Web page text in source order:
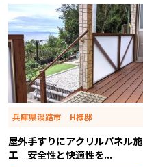
兵庫県淡路市 H様邸
屋外手すりにアクリルパネル施
工｜安全性と快適性を...